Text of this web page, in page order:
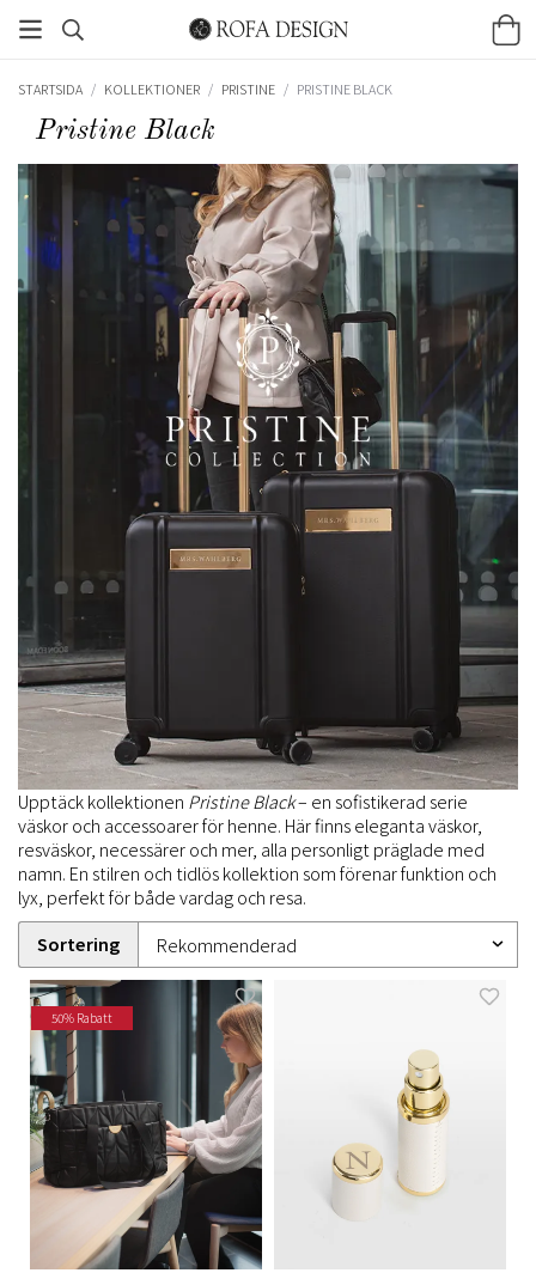
STARTSIDA / KOLLEKTIONER / PRISTINE / PRISTINE BLACK
Pristine Black
Upptäck kollektionen Pristine Black– en sofistikerad serie
väskor och accessoarer för henne. Här finns eleganta väskor,
resväskor, necessärer och mer, alla personligt präglade med
namn. En stilren och tidlös kollektion som förenar funktion och
lyx, perfekt för både vardag och resa.
Sortering
50% Rabatt